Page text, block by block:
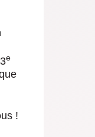
e
!